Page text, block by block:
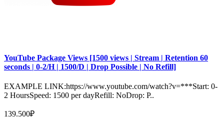
YouTube Package Views [1500 views | Stream | Retention 60
seconds | 0-2/H | 1500/D | Drop Possible | No Refill]
EXAMPLE LINK:https://www.youtube.com/watch?v=***Start: 0-
2 HoursSpeed: 1500 per dayRefill: NoDrop: P..
139.500₽